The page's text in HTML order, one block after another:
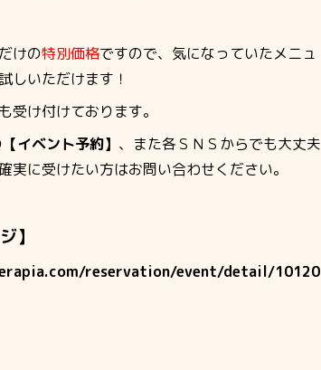
けの特別価格ですので、気になっていたメニュ
しいただけます！
も受け付けております。
【イベント予約】 、また各ＳＮＳからでも大丈夫
実に受けたい方はお問い合わせください。
】
reservation/event/detail/10120